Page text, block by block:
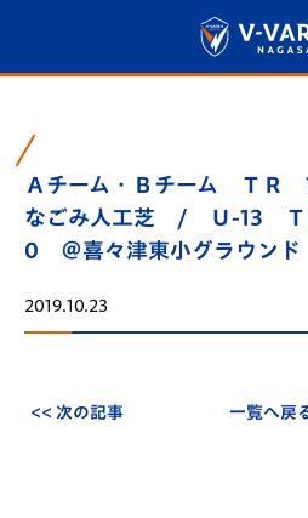
Ａチーム・Ｂチーム Ｔ
なごみ人工芝 / Ｕ-13 Ｔ
0 ＠喜々津東小グラウンド
2019.10.23
<< 次の記事 一覧へ戻